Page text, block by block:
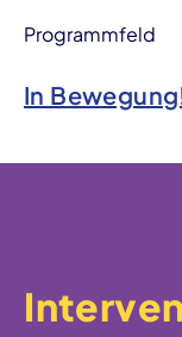
Programmfeld
In